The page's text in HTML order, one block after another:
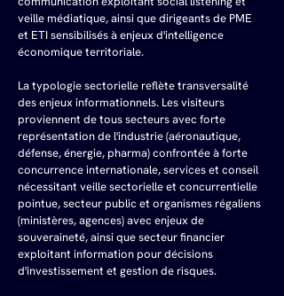
veille médiatique, ainsi que dirigeants de PME
et ETI sensibilisés à enjeux d'intelligence
économique territoriale.
La typologie sectorielle reflète transversalité
des enjeux informationnels. Les visiteurs
proviennent de tous secteurs avec forte
représentation de l'industrie (aéronautique,
défense, énergie, pharma) confrontée à forte
concurrence internationale, services et conseil
nécessitant veille sectorielle et concurrentielle
pointue, secteur public et organismes régaliens
(ministères, agences) avec enjeux de
souveraineté, ainsi que secteur financier
exploitant information pour décisions
d'investissement et gestion de risques.